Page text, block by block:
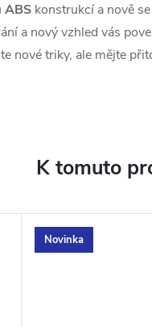
ABS konstrukcí a nově se
a nový vzhled vás
nové triky, ale mějte
K tomuto
Novinka